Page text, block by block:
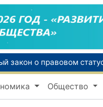
пенсий по
Общество